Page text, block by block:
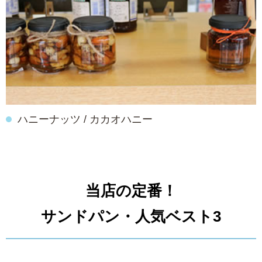
ハニーナッツ / カカオハニー
当店の定番！
サンドパン・人気ベスト3